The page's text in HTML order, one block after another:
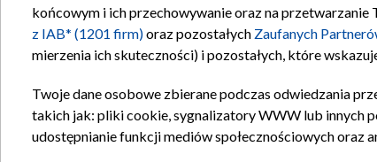
końcowym i ich przechowywanie oraz na przetwarzanie
z IAB* (1201 firm)oraz pozostałych Zaufanych
mierzenia ich skuteczności) i pozostałych, które
Twoje dane osobowe zbierane podczas odwiedzania
takich jak: pliki cookie, sygnalizatory WWW lub innych
udostępnianie funkcji mediów społecznościowych oraz